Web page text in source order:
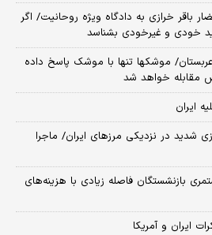
باقر خرازی به دادگاه ویژه روحانیت/ اگر
خودی و غیرخودی بشناسد
موشکها تنها با موشک پاسخ داده
مقابله خواهد شد
ایران
شدید در نزدیکی مرز‌های ایران/ ماجرا
بازنشستگان فاصله زیادی با هزینه‌های
ایران و آمریکا